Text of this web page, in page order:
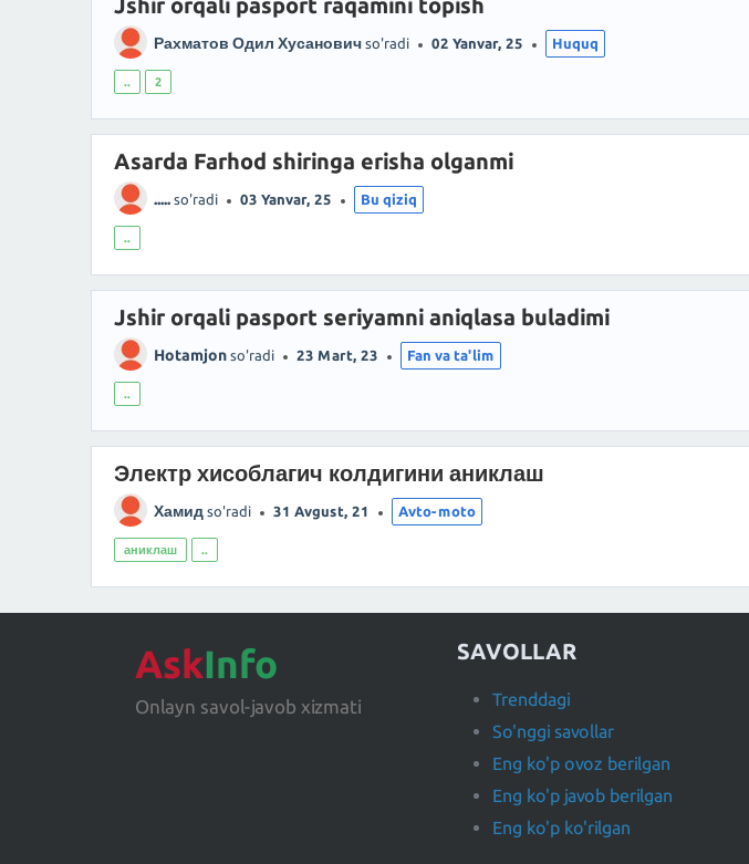
Рахматов Одил Хусанович so'radi 02 Yanvar, 25 Huquq
.. 2
Asarda Farhod shiringa erisha olganmi
..... so'radi 03 Yanvar, 25 Bu qiziq
..
Jshir orqali pasport seriyamni aniqlasa buladimi
Hotamjon so'radi 23 Mart, 23 Fan va ta'lim
..
Электр хисоблагич колдигини аниклаш
Хамид so'radi 31 Avgust, 21 Avto-moto
аниклаш ..
AskInfo
Onlayn savol-javob xizmati
SAVOLLAR
Trenddagi
So'nggi savollar
Eng ko'p ovoz berilgan
Eng ko'p javob berilgan
Eng ko'p ko'rilgan